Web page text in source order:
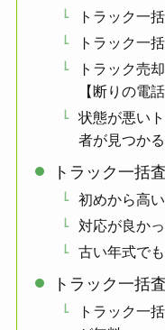
トラック一
トラック一
トラック売
【断りの電
状態が悪い
者が見つかる
トラック一括
初めから高
対応が良か
古い年式で
トラック一括
トラック一